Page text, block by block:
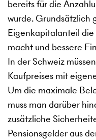
bereits für die
wurde. Grundsätzlich
Eigenkapitalanteil
macht und bessere
In der Schweiz
Kaufpreises mit
Um die maximale
muss man darüber
zusätzliche
Pensionsgelder aus